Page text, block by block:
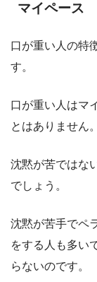
マイペース
口が重い人の特
す。
口が重い人はマ
とはありません。
沈黙が苦ではな
でしょう。
沈黙が苦手でペ
をする人も多い
らないのです。